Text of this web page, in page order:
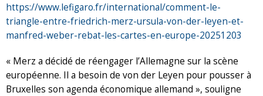
https://www.lefigaro.fr/international/comment-le-
triangle-entre-friedrich-merz-ursula-von-der-leyen-et-
manfred-weber-rebat-les-cartes-en-europe-20251203
« Merz a décidé de réengager l’Allemagne sur la scène
européenne. Il a besoin de von der Leyen pour pousser à
Bruxelles son agenda économique allemand », souligne